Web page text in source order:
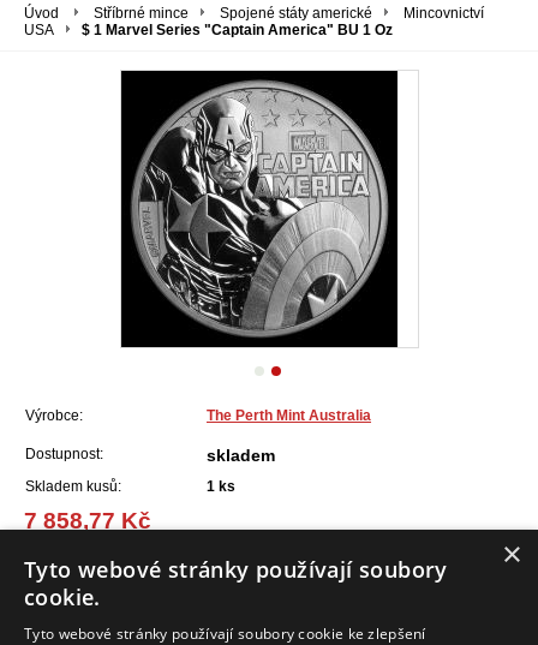
Úvod Stříbrné mince Spojené státy americké
Mincovnictví
USA
$ 1 Marvel Series "Captain America" ​​BU 1 Oz
Výrobce: The Perth Mint Australia
Dostupnost: skladem
Skladem kusů: 1 ks
7 858,77 Kč
×
Tyto webové stránky používají soubory
cookie.
Tyto webové stránky používají soubory cookie ke zlepšení